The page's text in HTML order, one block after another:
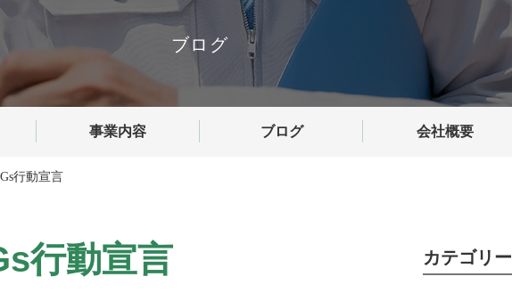
ブログ
事業内容 ブログ 会社概要
行動宣言
行動宣言 カテゴリー